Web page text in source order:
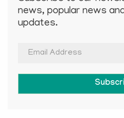
news, popular news
updates.